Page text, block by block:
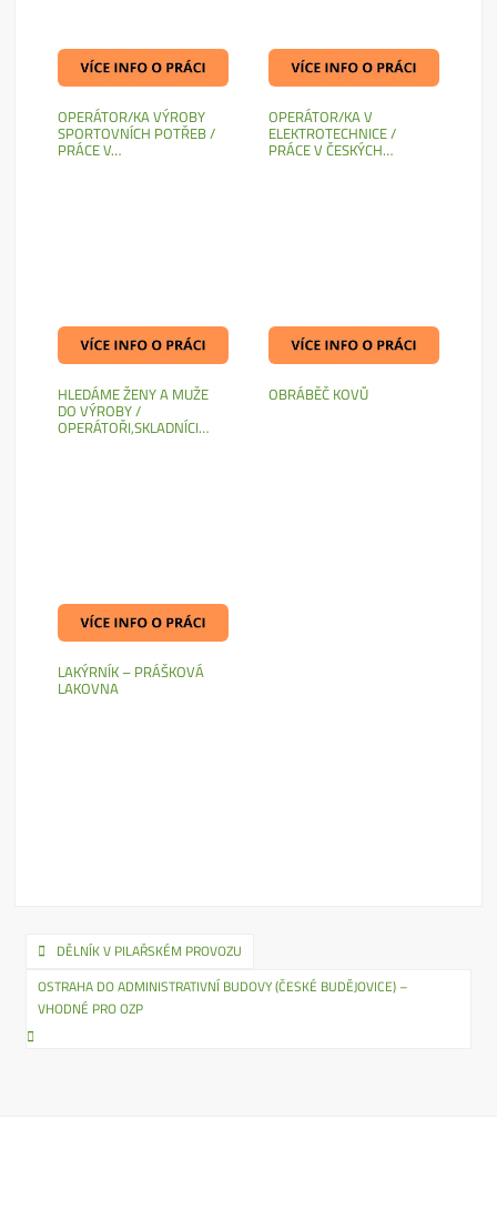
OPERÁTOR/KA VÝROBY
SPORTOVNÍCH POTŘEB /
PRÁCE V…
OPERÁTOR/KA V
ELEKTROTECHNICE /
PRÁCE V ČESKÝCH…
HLEDÁME ŽENY A MUŽE
DO VÝROBY /
OPERÁTOŘI,SKLADNÍCI…
OBRÁBĚČ KOVŮ
LAKÝRNÍK – PRÁŠKOVÁ
LAKOVNA
Navigace
pro
příspěvek
DĚLNÍK V PILAŘSKÉM PROVOZU
OSTRAHA DO ADMINISTRATIVNÍ BUDOVY (ČESKÉ BUDĚJOVICE) –
VHODNÉ PRO OZP